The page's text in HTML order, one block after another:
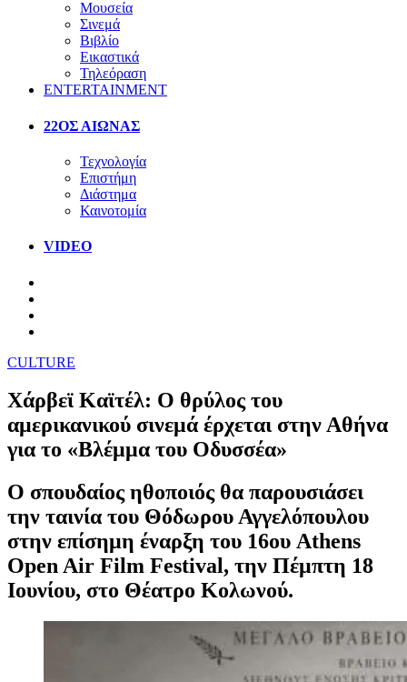
Μουσεία
Σινεμά
Βιβλίο
Εικαστικά
Τηλεόραση
ENTERTAINMENT
22ΟΣ ΑΙΩΝΑΣ
Τεχνολογία
Επιστήμη
Διάστημα
Καινοτομία
VIDEO
CULTURE
Χάρβεϊ Καϊτέλ: Ο θρύλος του
αμερικανικού σινεμά έρχεται στην Αθήνα
για το «Βλέμμα του Οδυσσέα»
Ο σπουδαίος ηθοποιός θα παρουσιάσει
την ταινία του Θόδωρου Αγγελόπουλου
στην επίσημη έναρξη του 16ου Athens
Open Air Film Festival, την Πέμπτη 18
Ιουνίου, στο Θέατρο Κολωνού.